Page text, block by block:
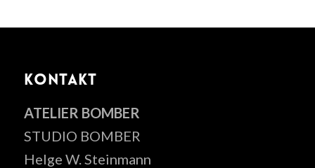
KONTAKT
ATELIER BOMBER
STUDIO BOMBER
Helge W. Steinmann